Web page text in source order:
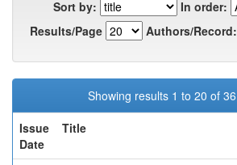
Sort by:
In order:
Results/Page
Authors/Record:
Showing results 1 to 20 of 36
Issue
Date
Title